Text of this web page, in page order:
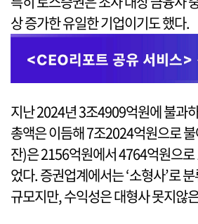
상 증가한 유일한 기업이기도 했다.
지난 2024년 3조4909억원에 불과
총액은 이듬해 7조2024억원으로
잔)은 2156억원에서 4764억원으로
었다. 증권업계에서는 ‘소형사’로
규모지만, 수익성은 대형사 못지않